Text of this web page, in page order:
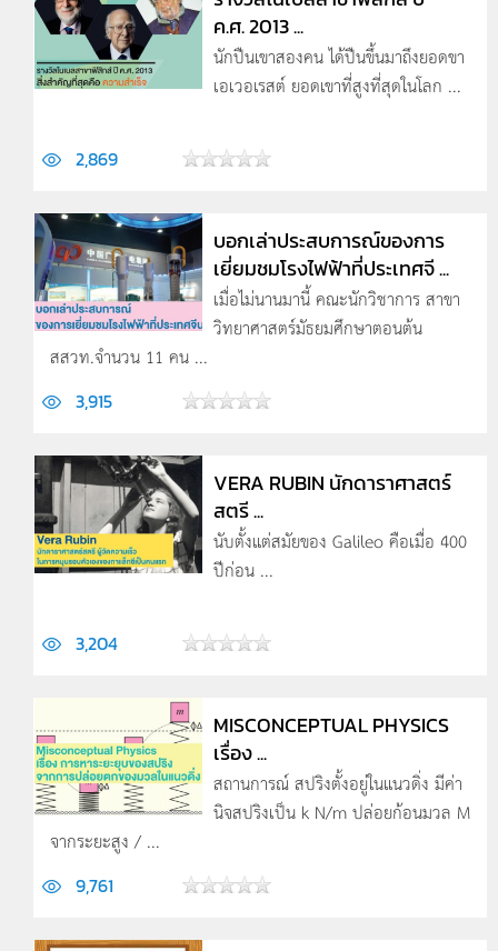
ค.ศ. 2013 ...
นักปืนเขาสองคน ได้ปืนขึ้นมาถึงยอดขา
เอเวอเรสต์ ยอดเขาที่สูงที่สุดในโลก ...
2,869
บอกเล่าประสบการณ์ของการ
เยี่ยมชมโรงไฟฟ้าที่ประเทศจี ...
เมื่อไม่นานมานี้ คณะนักวิชาการ สาขา
วิทยาศาสตร์มัธยมศึกษาตอนต้น
สสวท.จำนวน 11 คน ...
3,915
VERA RUBIN นักดาราศาสตร์
สตรี ...
นับตั้งแต่สมัยของ Galileo คือเมื่อ 400
ปีก่อน ...
3,204
MISCONCEPTUAL PHYSICS
เรื่อง ...
สถานการณ์ สปริงตั้งอยู่ในแนวดิ่ง มีค่า
นิจสปริงเป็น k N/m ปล่อยก้อนมวล M
จากระยะสูง / ...
9,761